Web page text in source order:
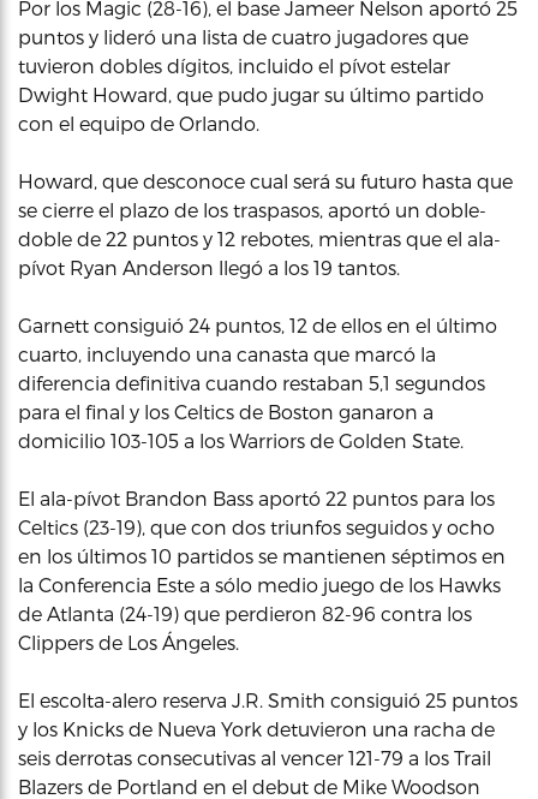
Por los Magic (28-16), el base Jameer Nelson aportó 25
puntos y lideró una lista de cuatro jugadores que
tuvieron dobles dígitos, incluido el pívot estelar
Dwight Howard, que pudo jugar su último partido
con el equipo de Orlando.
Howard, que desconoce cual será su futuro hasta que
se cierre el plazo de los traspasos, aportó un doble-
doble de 22 puntos y 12 rebotes, mientras que el ala-
pívot Ryan Anderson llegó a los 19 tantos.
Garnett consiguió 24 puntos, 12 de ellos en el último
cuarto, incluyendo una canasta que marcó la
diferencia definitiva cuando restaban 5,1 segundos
para el final y los Celtics de Boston ganaron a
domicilio 103-105 a los Warriors de Golden State.
El ala-pívot Brandon Bass aportó 22 puntos para los
Celtics (23-19), que con dos triunfos seguidos y ocho
en los últimos 10 partidos se mantienen séptimos en
la Conferencia Este a sólo medio juego de los Hawks
de Atlanta (24-19) que perdieron 82-96 contra los
Clippers de Los Ángeles.
El escolta-alero reserva J.R. Smith consiguió 25 puntos
y los Knicks de Nueva York detuvieron una racha de
seis derrotas consecutivas al vencer 121-79 a los Trail
Blazers de Portland en el debut de Mike Woodson